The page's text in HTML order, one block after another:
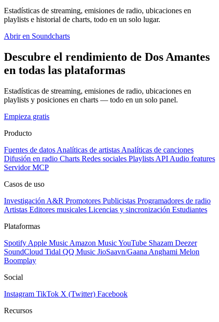
Estadísticas de streaming, emisiones de radio, ubicaciones en
playlists e historial de charts, todo en un solo lugar.
Abrir en Soundcharts
Descubre el rendimiento de Dos Amantes
en todas las plataformas
Estadísticas de streaming, emisiones de radio, ubicaciones en
playlists y posiciones en charts — todo en un solo panel.
Empieza gratis
Producto
Fuentes de datos Analíticas de artistas Analíticas de canciones
Difusión en radio Charts Redes sociales Playlists API Audio features
Servidor MCP
Casos de uso
Investigación A&R Promotores Publicistas Programadores de radio
Artistas Editores musicales Licencias y sincronización Estudiantes
Plataformas
Spotify Apple Music Amazon MusicYouTube Shazam Deezer
SoundCloud Tidal QQ Music JioSaavn/Gaana Anghami Melon
Boomplay
Social
Instagram TikTok X (Twitter) Facebook
Recursos